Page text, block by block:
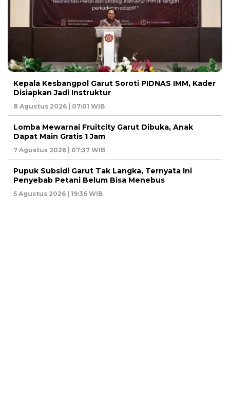
Kepala Kesbangpol Garut Soroti PIDNAS IMM, Kader
Disiapkan Jadi Instruktur
8 Agustus 2026 | 07:01 WIB
Lomba Mewarnai Fruitcity Garut Dibuka, Anak
Dapat Main Gratis 1 Jam
7 Agustus 2026 | 07:37 WIB
Pupuk Subsidi Garut Tak Langka, Ternyata Ini
Penyebab Petani Belum Bisa Menebus
5 Agustus 2026 | 19:36 WIB